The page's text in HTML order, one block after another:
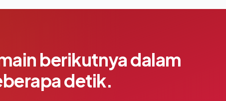
berikutnya dalam
detik.